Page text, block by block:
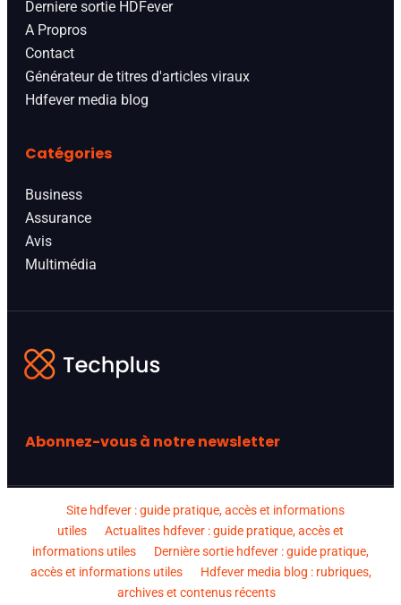
Derniere sortie HDFever
A Propros
Contact
Générateur de titres d'articles viraux
Hdfever media blog
Catégories
Business
Assurance
Avis
Multimédia
Abonnez-vous à notre newsletter
Site hdfever : guide pratique, accès et informations
utiles
Actualites hdfever : guide pratique, accès et
informations utiles
Dernière sortie hdfever : guide pratique,
accès et informations utiles
Hdfever media blog : rubriques,
archives et contenus récents